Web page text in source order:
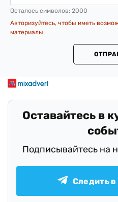
Осталось символов: 2000
Авторизуйтесь, чтобы иметь
материалы
Оставайтесь в
Подписывайтесь на
Следить